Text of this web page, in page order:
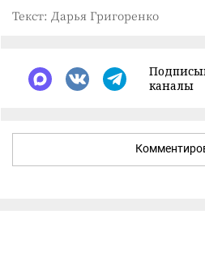
Текст: Дарья Григоренко
каналы